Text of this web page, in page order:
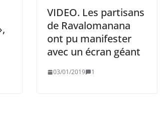
VIDEO. Les partisans
de Ravalomanana
ont pu manifester
avec un écran géant
03/01/2019 1